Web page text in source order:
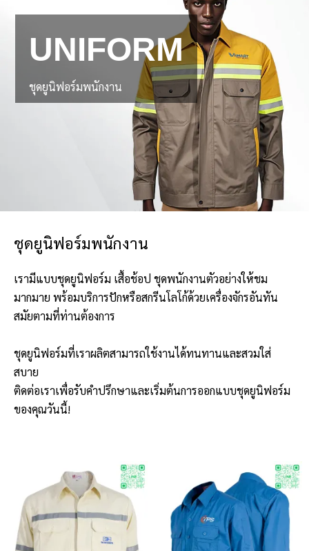
UNIFORM
ชุดยูนิฟอร์มพนักงาน
ชุดยูนิฟอร์มพนักงาน
เรามีแบบชุดยูนิฟอร์ม เสื้อช้อป ชุดพนักงานตัวอย่างให้ชม
มากมาย พร้อมบริการปักหรือสกรีนโลโก้ด้วยเครื่องจักรอันทัน
สมัยตามที่ท่านต้องการ
ชุดยูนิฟอร์มที่เราผลิตสามารถใช้งานได้ทนทานและสวมใส่
สบาย
ติดต่อเราเพื่อรับคำปรึกษาและเริ่มต้นการออกแบบชุดยูนิฟอร์ม
ของคุณวันนี้!